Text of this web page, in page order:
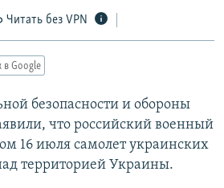
Читать без VPN
в Google
безопасности и обороны
что российский военный
16 июля самолет украинских
территорией Украины.